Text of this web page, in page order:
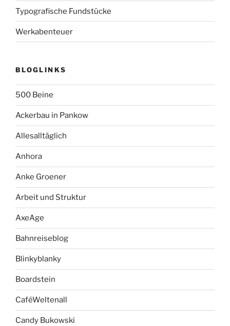
Typografische Fundstücke
Werkabenteuer
BLOGLINKS
500 Beine
Ackerbau in Pankow
Allesalltäglich
Anhora
Anke Groener
Arbeit und Struktur
AxeAge
Bahnreiseblog
Blinkyblanky
Boardstein
CaféWeltenall
Candy Bukowski